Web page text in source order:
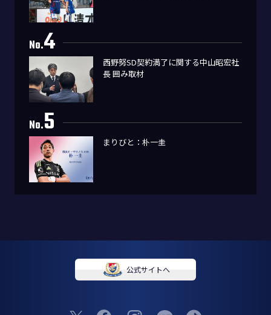
No.4
西野努SD契約満了に関する中山昭宏社
長 囲み取材
No.5
まりびと：朴一圭
公式サイトへ